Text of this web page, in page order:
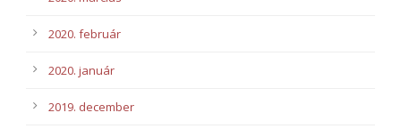
2020. február
2020. január
2019. december